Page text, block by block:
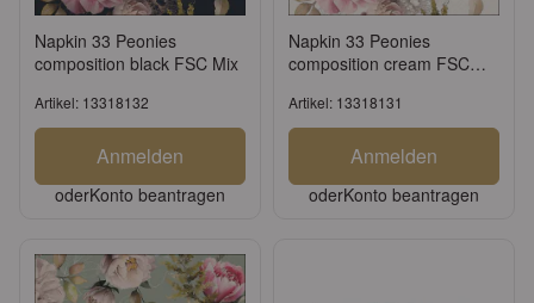
Napkin 33 Peonies
composition black FSC Mix
Artikel: 13318132
Anmelden
oderKonto beantragen
Napkin 33 Peonies
composition cream FSC
Artikel: 13318131
Anmelden
oderKonto beantragen